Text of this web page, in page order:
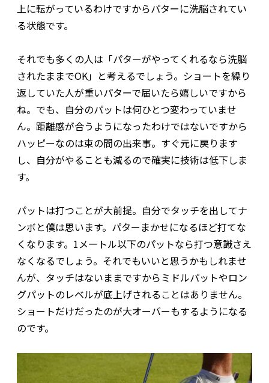
上に転がっているわけですからパターに洗脳されてい
る状態です。
それでも多くの人は「パターがやってくれるなら洗脳
されたままでOK」と考えるでしょう。ショートを繰り
返していた人が重いパターで届いたら嬉しいですから
ね。でも、自分のパットは何ひとつ変わっていませ
ん。距離感が合うようになったわけではないですから
ハッピーなのは束の間の出来事。すぐ元に戻ります
し、自分がやることも減るので確実に技術は低下しま
す。
パットは打つことが大前提。自分でタッチを出してナ
ンボと僕は思います。パターまかせになるほど打てな
くなります。1メートル以下のパットなら打つ意識さえ
なくなるでしょう。それでもいいと思うかもしれませ
んが、タッチはないままですからミドルパットやロン
グパットのレベルが底上げされることはありません。
ショートだけだったのが大オーバーもするようになる
のです。